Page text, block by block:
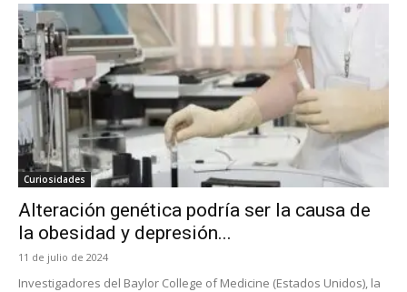
Curiosidades
Alteración genética podría ser la causa de
la obesidad y depresión...
11 de julio de 2024
Investigadores del Baylor College of Medicine (Estados Unidos), la